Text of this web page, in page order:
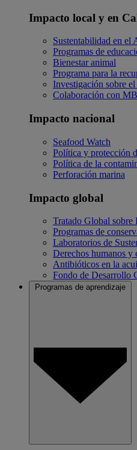
Impacto local y en
Sustentabilidad en el
Programas de
Bienestar animal
Programa para la
Investigación sobre
Colaboración con
Impacto nacional
Seafood Watch
Política y protección
Política de la
Perforación marina
Impacto global
Tratado Global sobre
Programas de
Laboratorios de
Derechos humanos y
Antibióticos en la
Fondo de Desarrollo
Programas de aprendizaje